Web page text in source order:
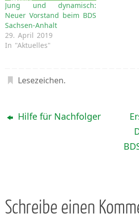
Jung und dynamisch:
Neuer Vorstand beim BDS
Sachsen-Anhalt
29. April 2019
In "Aktuelles"
Lesezeichen.
Hilfe für Nachfolger
Schreibe einen